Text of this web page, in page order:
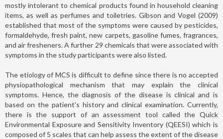
mostly intolerant to chemical products found in household cleaning
items, as well as perfumes and toiletries. Gibson and Vogel (2009)
established that most of the symptoms were caused by pesticides,
formaldehyde, fresh paint, new carpets, gasoline fumes, fragrances,
and air fresheners. A further 29 chemicals that were associated with
symptoms in the study participants were also listed.
The etiology of MCS is difficult to define since there is no accepted
physiopathological mechanism that may explain the clinical
symptoms. Hence, the diagnosis of the disease is clinical and is
based on the patient's history and clinical examination. Currently,
there is the support of an assessment tool called the Quick
Environmental Exposure and Sensitivity Inventory (QEESI) which is
composed of 5 scales that can help assess the extent of the disease